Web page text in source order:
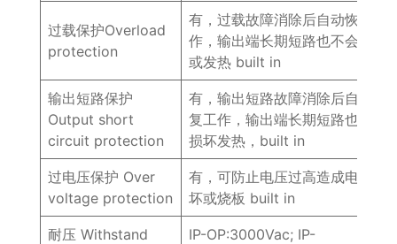
过载保护Overload
protection
有，过载故障消除后自动恢复工
作，输出端长期短路也不会损坏
或发热 built in
输出短路保护
Output short
circuit protection
有，输出短路故障消除后自动恢
复工作，输出端长期短路也不会
损坏发热，built in
过电压保护 Over
voltage protection
有，可防止电压过高造成电源损
坏或烧板 built in
耐压 Withstand
IP-OP:3000Vac; IP-